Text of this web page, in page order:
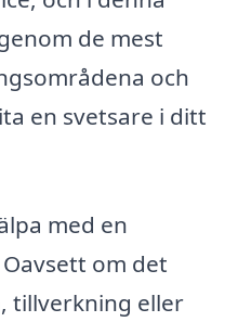
de mest
och
en svetsare i ditt
med en
om det
tillverkning eller